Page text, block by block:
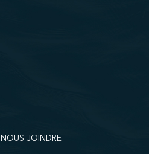
NOUS JOINDRE